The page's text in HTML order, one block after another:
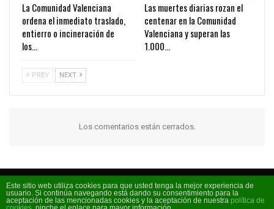
La Comunidad Valenciana
ordena el inmediato traslado,
entierro o incineración de
los…
Las muertes diarias rozan el
centenar en la Comunidad
Valenciana y superan las
1.000…
PREV NEXT
Los comentarios están cerrados.
Código FM 2026 - La radio de moda
Este sitio web utiliza cookies para que usted tenga la mejor experiencia de
usuario. Si continúa navegando está dando su consentimiento para la
aceptación de las mencionadas cookies y la aceptación de nuestra política de